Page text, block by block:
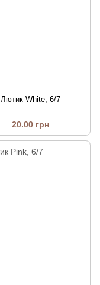
Лютик White, 6/7
20.00 грн